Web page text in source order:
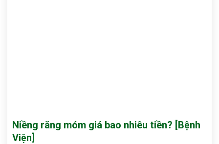
Niềng răng móm giá bao nhiêu tiền? [Bệnh
Viện]